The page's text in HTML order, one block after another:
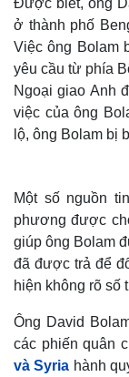
ở thành phố
Việc ông Bolam
yêu cầu từ phía
Ngoại giao Anh
việc của ông
lộ, ông Bolam bị
Một số nguồn
phương được
giúp ông Bolam
đã được trả để
hiện không rõ số
Ông David
các phiến quân
và Syria hành